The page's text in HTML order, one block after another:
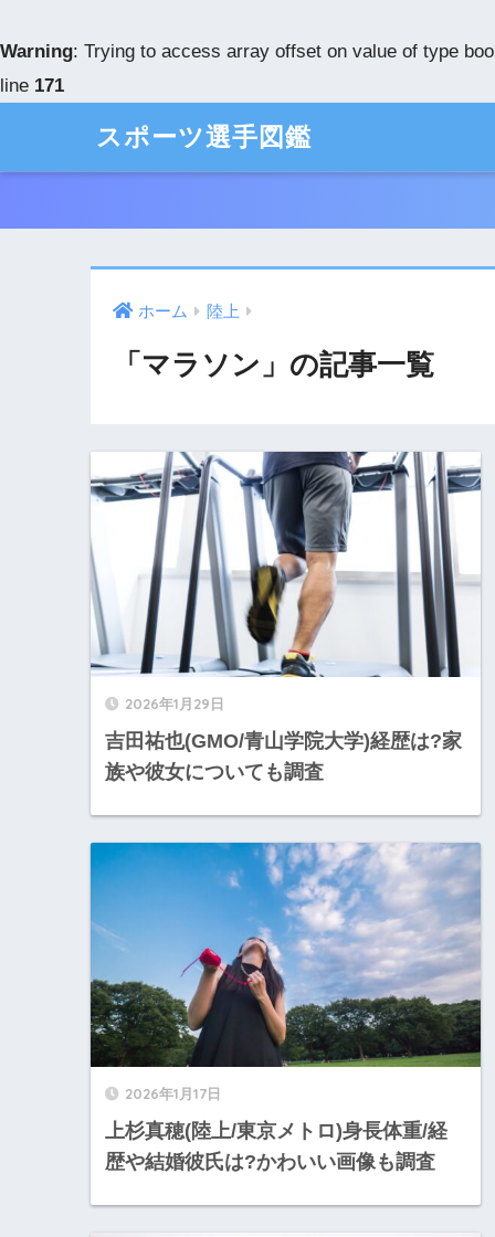
Warning: Trying to access array offset on value of type
line 171
スポーツ選手図鑑
ホーム 陸上
「マラソン」の記事一覧
2026年1月29日
吉田祐也(GMO/青山学院大学)経歴は?家
族や彼女についても調査
2026年1月17日
上杉真穂(陸上/東京メトロ)身長体重/経
歴や結婚彼氏は?かわいい画像も調査